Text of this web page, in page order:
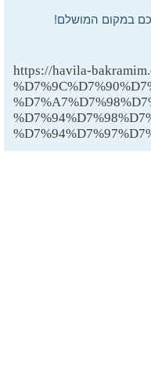
במקום המושלם!
https://havila-